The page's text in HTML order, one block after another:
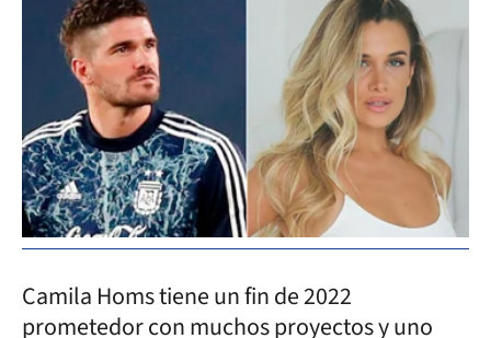
Camila Homs tiene un fin de 2022
prometedor con muchos proyectos y uno